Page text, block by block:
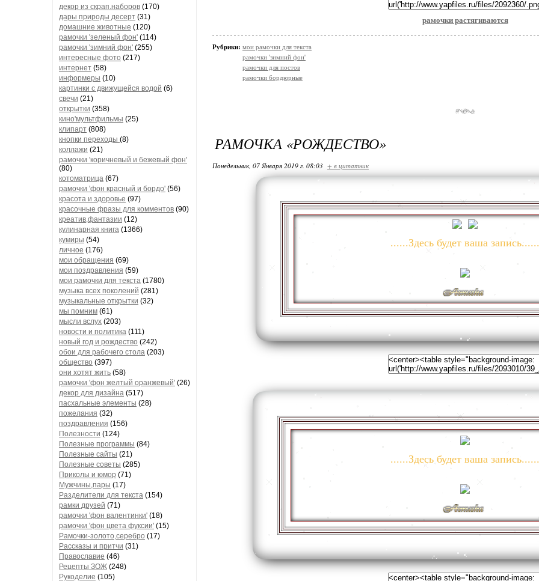
декор из скрап.наборов (170)
дары природы десерт (31)
домашние животные (120)
рамочки 'зеленый фон' (114)
рамочки 'зимний фон' (255)
интересные фото (217)
интернет (58)
информеры (10)
картинки с движущейся водой (6)
свечи (21)
открытки (358)
кино'мультфильмы (25)
клипарт (808)
кнопки переходы (8)
коллажи (21)
рамочки 'коричневый и бежевый фон'
(80)
котоматрица (67)
рамочки 'фон красный и бордо' (56)
красота и здоровье (97)
красочные фразы для комментов (90)
креатив,фантазии (12)
кулинарная книга (1366)
кумиры (54)
личное (176)
мои обращения (69)
мои поздравления (59)
мои рамочки для текста (1780)
музыка всех поколений (281)
музыкальные открытки (32)
мы помним (61)
мысли вслух (203)
новости и политика (111)
новый год и рождество (242)
обои для рабочего стола (203)
общество (397)
они хотят жить (58)
рамочки 'фон желтый оранжевый' (26)
декор для дизайна (517)
пасхальные элементы (28)
пожелания (32)
поздравления (156)
Полезности (124)
Полезные программы (84)
Полезные сайты (21)
Полезные советы (285)
Приколы и юмор (71)
Мужчины,пары (17)
Разделители для текста (154)
рамки друзей (71)
рамочки 'фон валентинки' (18)
рамочки 'фон цвета фуксии' (15)
Рамочки-золото,серебро (17)
Рассказы и притчи (31)
Православие (46)
Рецепты ЗОЖ (248)
Рукоделие (105)
рамочки растягиваются
Рубрики: мои рамочки для текста
рамочки 'зимний фон'
рамочки для постов
рамочки бордюрные
РАМОЧКА «РОЖДЕСТВО»
Понедельник, 07 Января 2019 г. 08:03 + в цитатник
......Здесь будет ваша запись......
......Здесь будет ваша запись......